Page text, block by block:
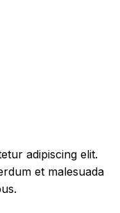
adipiscing elit.
et malesuada